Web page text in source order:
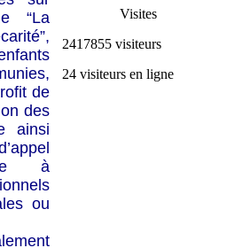
“La
de
des
ainsi
à
ou
Visites
2417855 visiteurs
24 visiteurs en ligne